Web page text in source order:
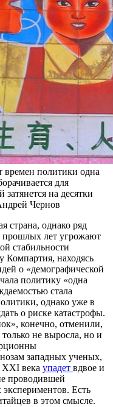
времен политики одна
для
на десятки
Чернов
страна, однако ряд
прошлых лет угрожают
стабильности
Компартия, находясь
о «демографической
политику «одна
стала
однако уже в
о риске катастрофы.
конечно, отменили,
не выросла, но и
западных ученых,
XXI века упадет вдвое и
проводившей
Есть
в этом смысле.